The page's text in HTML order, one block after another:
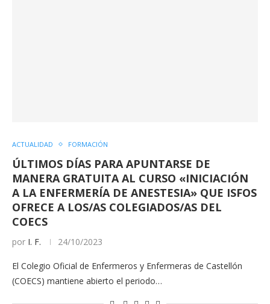
ACTUALIDAD FORMACIÓN
ÚLTIMOS DÍAS PARA APUNTARSE DE
MANERA GRATUITA AL CURSO «INICIACIÓN
A LA ENFERMERÍA DE ANESTESIA» QUE ISFOS
OFRECE A LOS/AS COLEGIADOS/AS DEL
COECS
por I. F. 24/10/2023
El Colegio Oficial de Enfermeros y Enfermeras de Castellón
(COECS) mantiene abierto el periodo…